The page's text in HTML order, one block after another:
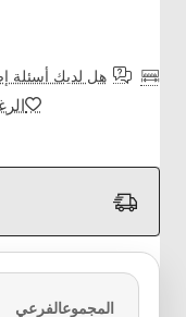
هل لديك أسئلة